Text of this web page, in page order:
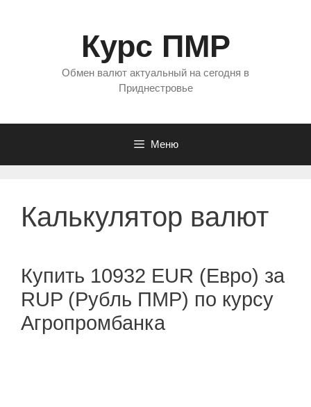
Курс ПМР
Обмен валют актуальный на сегодня в
Приднестровье
Меню
Калькулятор валют
Купить 10932 EUR (Евро) за
RUP (Рубль ПМР) по курсу
Агропромбанка